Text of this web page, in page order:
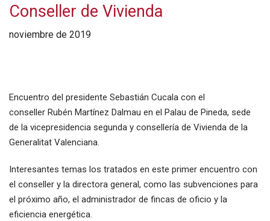
Conseller de Vivienda
noviembre de 2019
Encuentro del presidente Sebastián Cucala con el
conseller Rubén Martínez Dalmau en el Palau de Pineda, sede
de la vicepresidencia segunda y consellería de Vivienda de la
Generalitat Valenciana.
Interesantes temas los tratados en este primer encuentro con
el conseller y la directora general, como las subvenciones para
el próximo año, el administrador de fincas de oficio y la
eficiencia energética.